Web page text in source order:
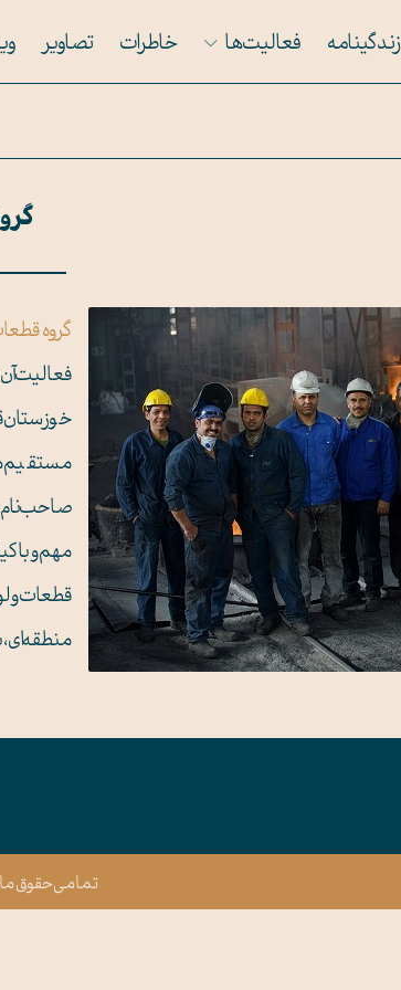
زندگینامه فعالیت‌ها خاطرات تصاویر
گروه
مستقیم
مهم و با
قطعات و
تمامی حقوق